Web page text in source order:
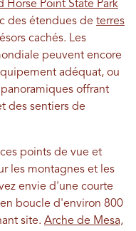
Horse Point State Park
des étendues de terres
cachés. Les
peuvent encore
adéquat, ou
offrant
des sentiers de
points de vue et
les montagnes et les
envie d'une courte
boucle d'environ 800
site. Arche de Mesa,